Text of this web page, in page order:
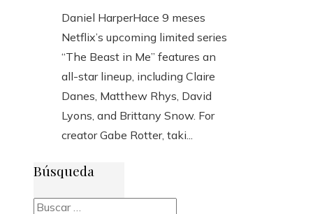
Daniel HarperHace 9 meses
Netflix’s upcoming limited series
“The Beast in Me” features an
all-star lineup, including Claire
Danes, Matthew Rhys, David
Lyons, and Brittany Snow. For
creator Gabe Rotter, taki...
Búsqueda
Buscar: